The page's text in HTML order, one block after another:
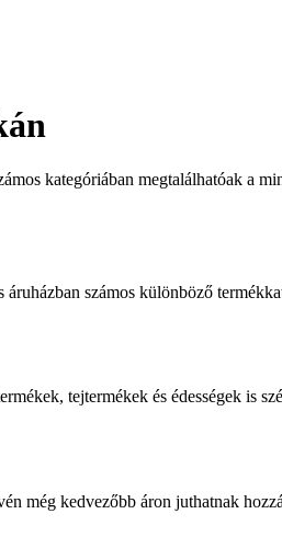
kategóriában megtalálhatóak a
számos különböző
tejtermékek és édességek is
még kedvezőbb áron juthatnak